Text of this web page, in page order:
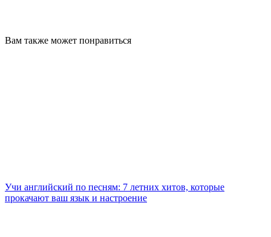
Вам также может понравиться
Учи английский по песням: 7 летних хитов, которые
прокачают ваш язык и настроение